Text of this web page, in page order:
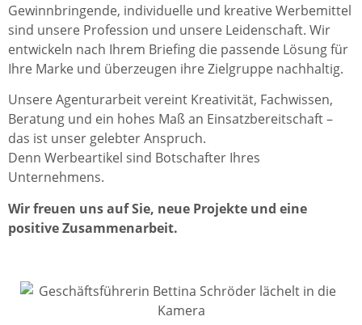
Gewinnbringende, individuelle und kreative Werbemittel
sind unsere Profession und unsere Leidenschaft. Wir
entwickeln nach Ihrem Briefing die passende Lösung für
Ihre Marke und überzeugen ihre Zielgruppe nachhaltig.
Unsere Agenturarbeit vereint Kreativität, Fachwissen,
Beratung und ein hohes Maß an Einsatzbereitschaft –
das ist unser gelebter Anspruch.
Denn Werbeartikel sind Botschafter Ihres
Unternehmens.
Wir freuen uns auf Sie, neue Projekte und eine
positive Zusammenarbeit.